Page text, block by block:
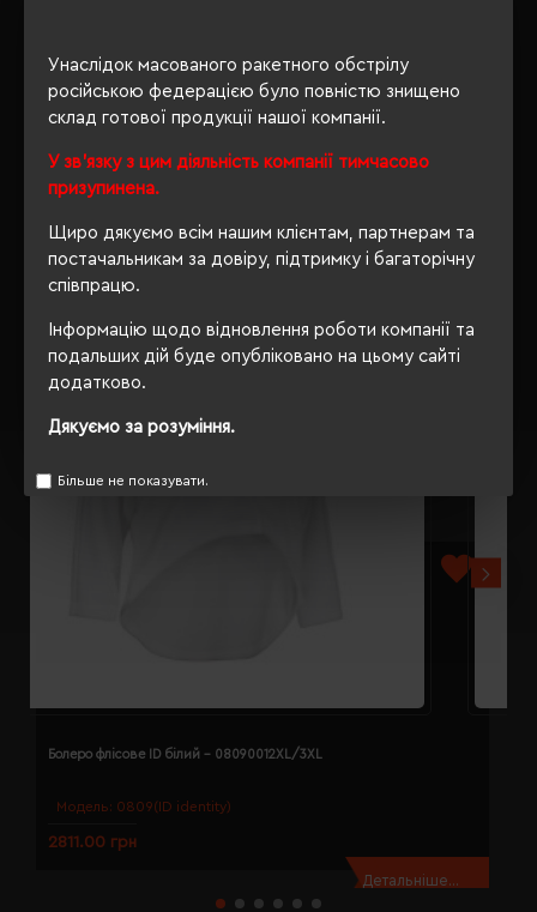
Унаслідок масованого ракетного обстрілу
російською федерацією було повністю знищено
склад готової продукції нашої компанії.
У зв'язку з цим діяльність компанії тимчасово
призупинена.
Щиро дякуємо всім нашим клієнтам, партнерам та
постачальникам за довіру, підтримку і багаторічну
співпрацю.
Інформацію щодо відновлення роботи компанії та
подальших дій буде опубліковано на цьому сайті
додатково.
Дякуємо за розуміння.
Більше не показувати.
ВІДГУКИ
РЕКОМЕНДУЄМО
Модель: 0809(ID identity)
Болеро флісове ID білий - 08090012XL/3XL
2811.00 грн
Детальніше...